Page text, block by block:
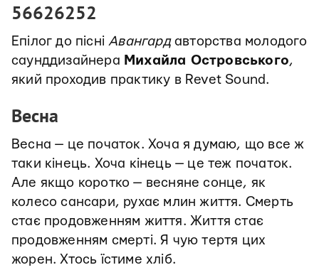
56626252
Епілог до пісніАвангардавторства молодого
саунддизайнера Михайла Островського,
який проходив практику в Revet Sound.
Весна
Весна — це початок. Хоча я думаю, що все ж
таки кінець. Хоча кінець — це теж початок.
Але якщо коротко — весняне сонце, як
колесо сансари, рухає млин життя. Смерть
стає продовженням життя. Життя стає
продовженням смерті. Я чую тертя цих
жорен. Хтось їстиме хліб.